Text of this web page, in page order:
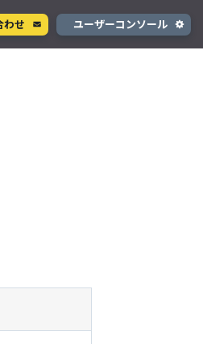
わせ ユーザーコンソール
データ通信サービス